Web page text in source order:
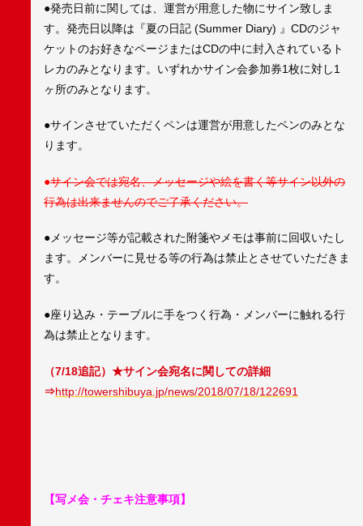
●発売日前に関しては、運営が用意した物にサイン致しま
す。発売日以降は『夏の日記 (Summer Diary) 』CDのジャ
ケットのお好きなページまたはCDの中に封入されているト
レカのみとなります。いずれかサイン会参加券1枚に対し1
ヶ所のみとなります。
●サインさせていただくペンは運営が用意したペンのみとな
ります。
●サイン会では宛名、メッセージや絵を書く等サイン以外の
行為は出来ませんのでご了承ください。
●メッセージ等が記載された附箋やメモは事前に回収いたし
ます。メンバーに見せる等の行為は禁止とさせていただきま
す。
●座り込み・テーブルに手をつく行為・メンバーに触れる行
為は禁止となります。
（7/18追記）★サイン会宛名に関しての詳細
⇒http://towershibuya.jp/news/2018/07/18/122691
【写メ会・チェキ注意事項】